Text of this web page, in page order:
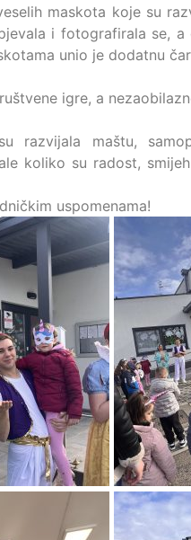
maskota koje su
i fotografirala se, a
unio je dodatnu
igre, a
razvijala maštu,
koliko su radost,
uspomenama!